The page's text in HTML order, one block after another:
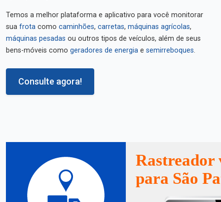
Temos a melhor plataforma e aplicativo para você monitorar
sua frota como caminhões, carretas, máquinas agrícolas,
máquinas pesadas ou outros tipos de veículos, além de seus
bens-móveis como geradores de energia e semirreboques.
Consulte agora!
Rastreador
para São